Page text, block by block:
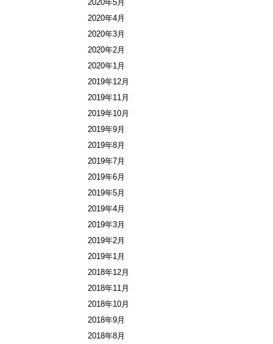
2020年5月
2020年4月
2020年3月
2020年2月
2020年1月
2019年12月
2019年11月
2019年10月
2019年9月
2019年8月
2019年7月
2019年6月
2019年5月
2019年4月
2019年3月
2019年2月
2019年1月
2018年12月
2018年11月
2018年10月
2018年9月
2018年8月